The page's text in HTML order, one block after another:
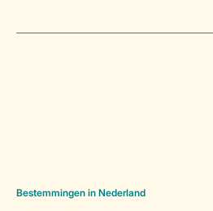
Bestemmingen in Nederland